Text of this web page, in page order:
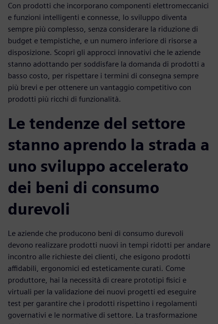
Con prodotti che incorporano componenti elettromeccanici
e funzioni intelligenti e connesse, lo sviluppo diventa
sempre più complesso, senza considerare la riduzione di
budget e tempistiche, e un numero inferiore di risorse a
disposizione. Scopri gli approcci innovativi che le aziende
stanno adottando per soddisfare la domanda di prodotti a
basso costo, per rispettare i termini di consegna sempre
più brevi e per ottenere un vantaggio competitivo con
prodotti più ricchi di funzionalità.
Le tendenze del settore
stanno aprendo la strada a
uno sviluppo accelerato
dei beni di consumo
durevoli
Le aziende che producono beni di consumo durevoli
devono realizzare prodotti nuovi in tempi ridotti per andare
incontro alle richieste dei clienti, che esigono prodotti
affidabili, ergonomici ed esteticamente curati. Come
produttore, hai la necessità di creare prototipi fisici e
virtuali per la validazione dei nuovi progetti ed eseguire
test per garantire che i prodotti rispettino i regolamenti
governativi e le normative di settore. La trasformazione